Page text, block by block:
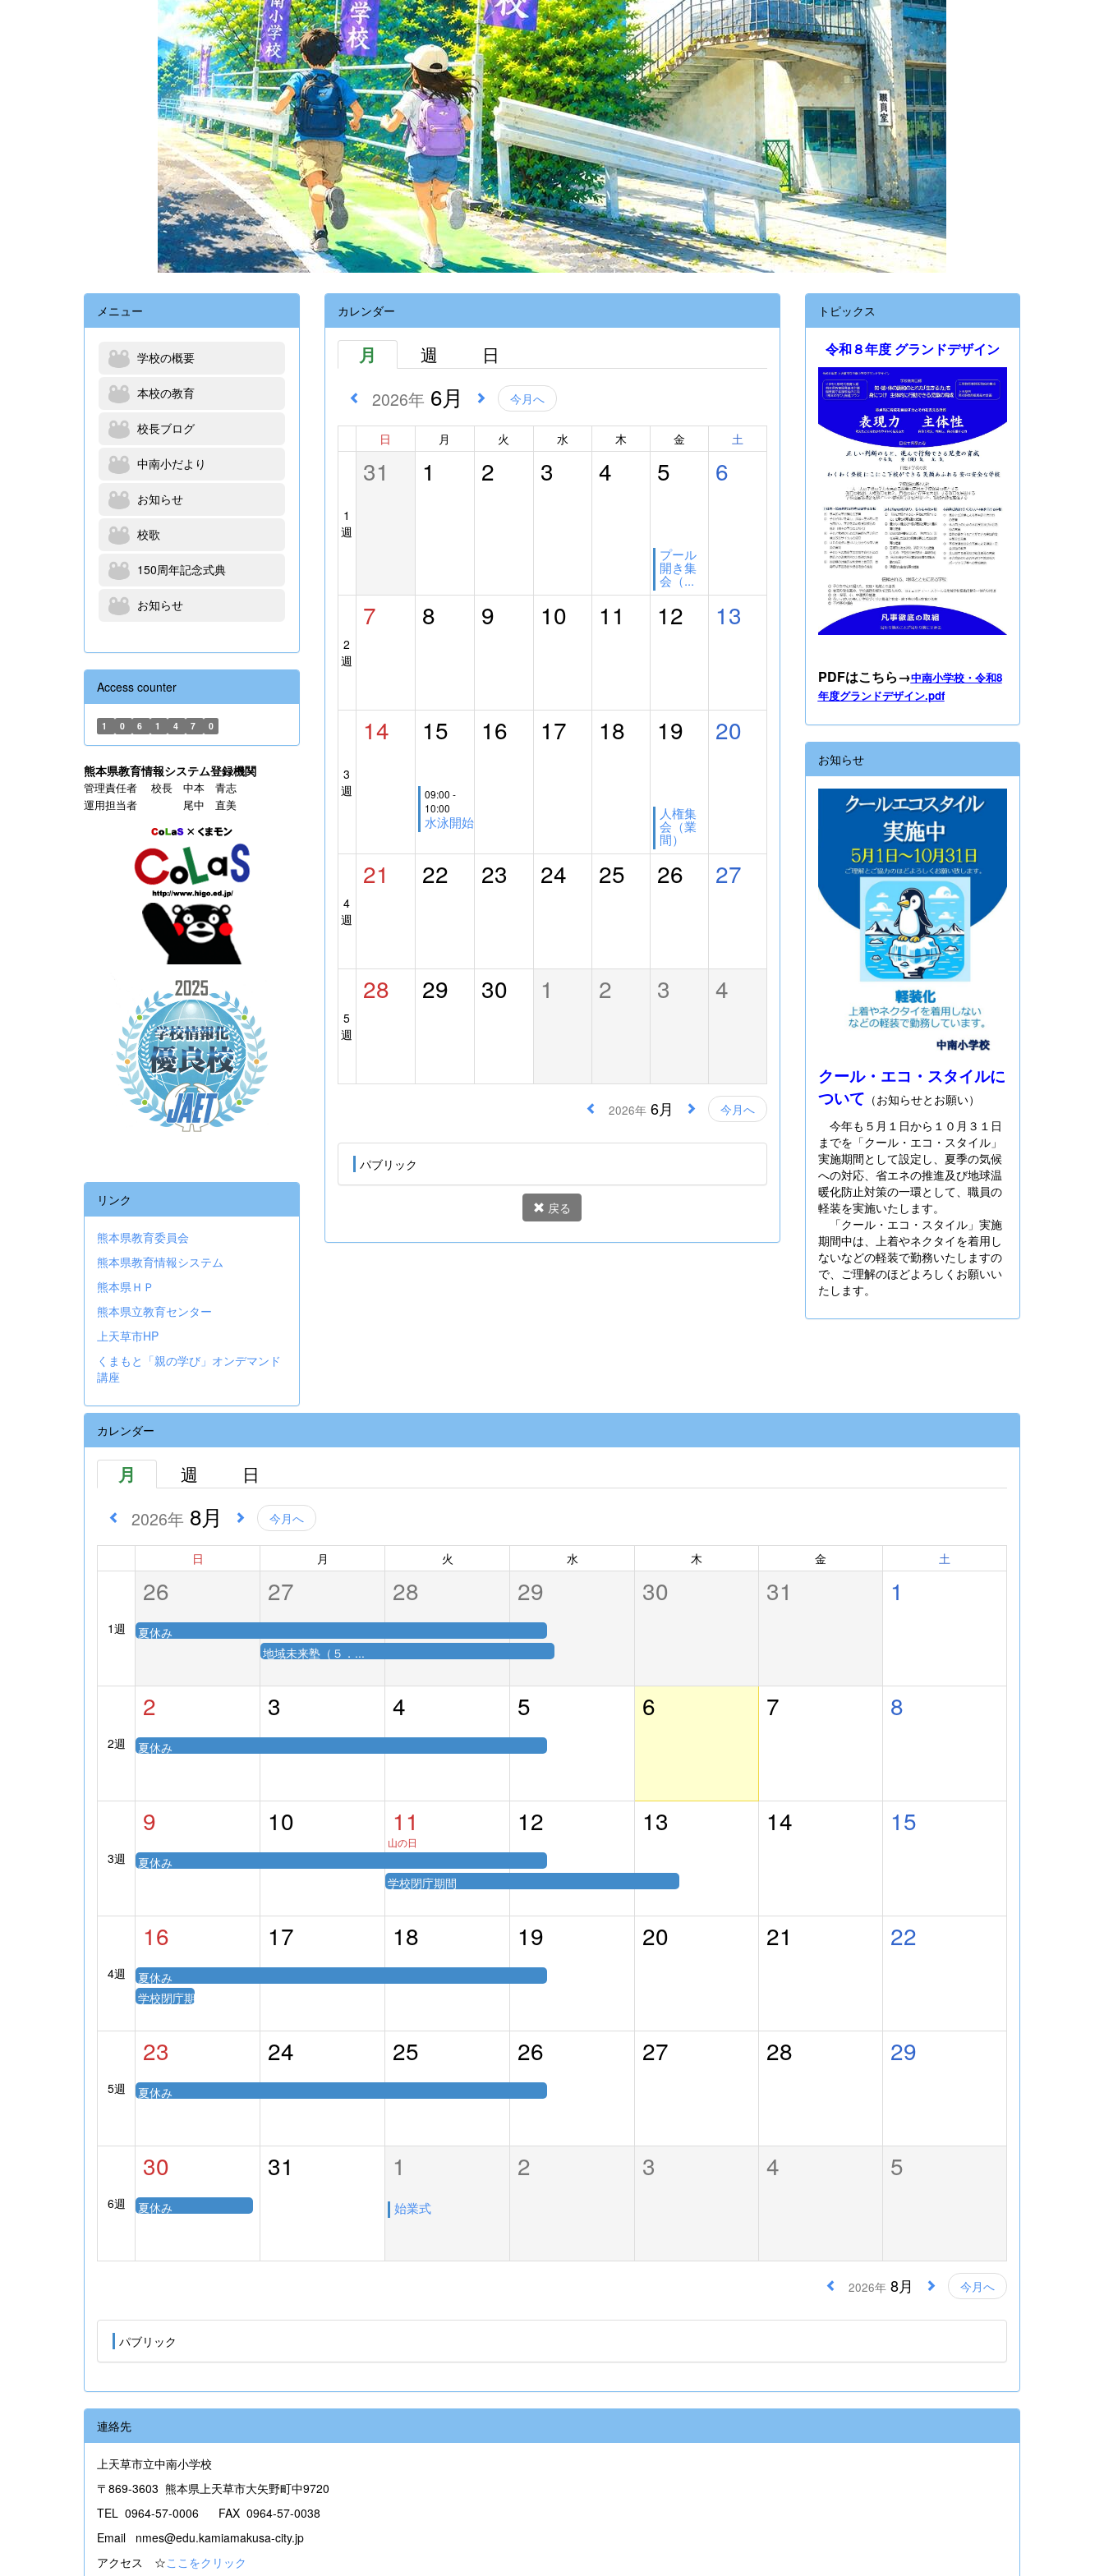
カレンダー
月 週 日
2026年 6月 今月へ
日 月 火 水 木 金 土
1
週
31 1 2 3 4 5
プール
開き集
会（...
6
2
週
7 8 9 10 11 12 13
3
週
14 15
09:00 -
10:00
水泳開始
16 17 18 19
人権集
会（業
間）
20
4
週
21 22 23 24 25 26 27
5
週
28 29 30 1 2 3 4
2026年6月 今月へ
パブリック
戻る
メニュー
学校の概要
本校の教育
校長ブログ
中南小だより
お知らせ
校歌
150周年記念式典
お知らせ
Access counter
1 0 6 1 4 7 0
熊本県教育情報システム登録機関
管理責任者 校長 中本 青志
運用担当者 尾中 直美
リンク
熊本県教育委員会
熊本県教育情報システム
熊本県ＨＰ
熊本県立教育センター
上天草市HP
くまもと「親の学び」オンデマンド
講座
トピックス
令和８年度 グランドデザイン
PDFはこちら→中南小学校・令和8
年度グランドデザイン.pdf
お知らせ
クール・エコ・スタイルに
ついて （お知らせとお願い）
今年も５月１日から１０月３１日
までを「クール・エコ・スタイル」
実施期間として設定し、夏季の気候
への対応、省エネの推進及び地球温
暖化防止対策の一環として、職員の
軽装を実施いたします。
「クール・エコ・スタイル」実施
期間中は、上着やネクタイを着用し
ないなどの軽装で勤務いたしますの
で、ご理解のほどよろしくお願いい
たします。
カレンダー
月 週 日
2026年 8月 今月へ
日 月 火 水 木 金 土
1週
26
夏休み
27
地域未来塾（５．...
28 29 30 31 1
2週
2
夏休み
3 4 5 6 7 8
3週
9
夏休み
10 11
山の日
学校閉庁期間
12 13 14 15
4週
16
夏休み
学校閉庁期間
17 18 19 20 21 22
5週
23
夏休み
24 25 26 27 28 29
6週
30
夏休み
31 1
始業式
2 3 4 5
2026年 8月 今月へ
パブリック
連絡先
上天草市立中南小学校
〒869-3603 熊本県上天草市大矢野町中9720
TEL 0964-57-0006 FAX 0964-57-0038
Email nmes@edu.kamiamakusa-city.jp
アクセス ☆ここをクリック